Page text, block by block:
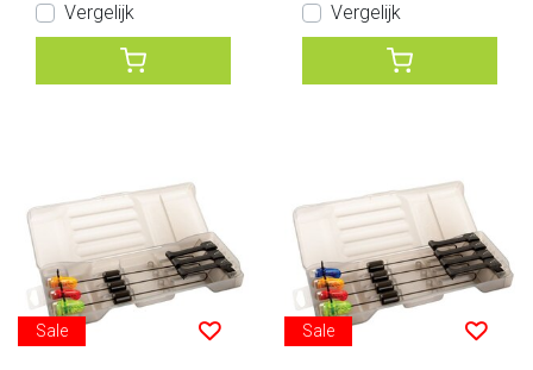
Vergelijk Vergelijk
Sale Sale